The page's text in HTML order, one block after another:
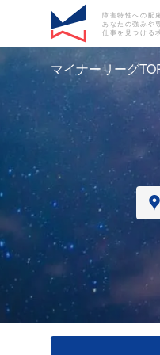
障害特性への配
あなたの強みや
仕事を見つける
マイナーリーグ